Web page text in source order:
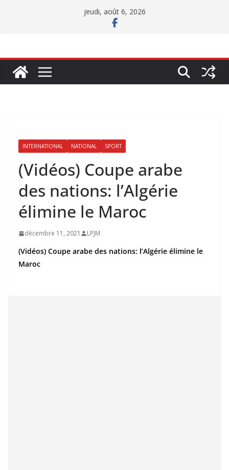
jeudi, août 6, 2026
INTERNATIONAL NATIONAL SPORT
(Vidéos) Coupe arabe
des nations: l’Algérie
élimine le Maroc
décembre 11, 2021 LPJM
(Vidéos) Coupe arabe des nations: l’Algérie élimine le
Maroc